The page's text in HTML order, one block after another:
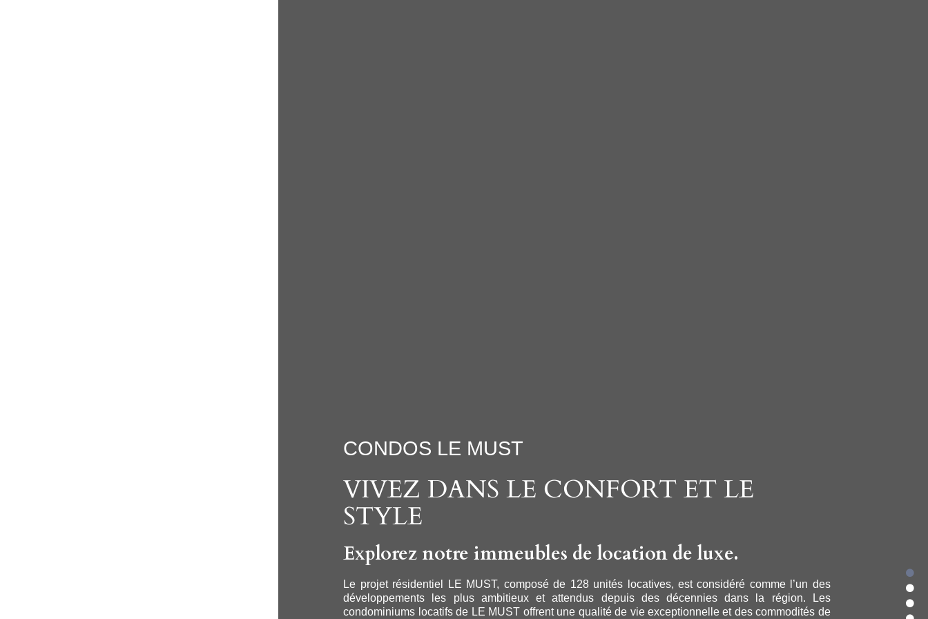
CONDOS LE MUST
VIVEZ DANS LE CONFORT ET LE
STYLE
Explorez notre immeubles de location de luxe.
Le projet résidentiel LE MUST, composé de 128 unités locatives, est considéré comme l’un des
développements les plus ambitieux et attendus depuis des décennies dans la région. Les
condominiums locatifs de LE MUST offrent une qualité de vie exceptionnelle et des commodités de